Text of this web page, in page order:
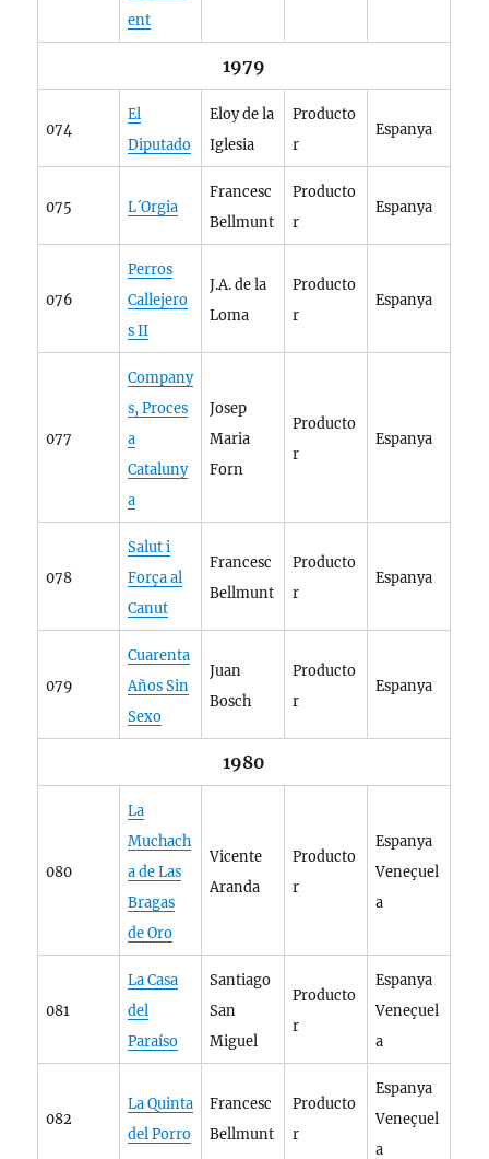
ent
1979
074
El
Diputado
Eloy de la
Iglesia
Producto
r
Espanya
075 L´Orgia
Francesc
Bellmunt
Producto
r
Espanya
076
Perros
Callejero
s II
J.A. de la
Loma
Producto
r
Espanya
077
Company
s, Proces
a
Cataluny
a
Josep
Maria
Forn
Producto
r
Espanya
078
Salut i
Força al
Canut
Francesc
Bellmunt
Producto
r
Espanya
079
Cuarenta
Años Sin
Sexo
Juan
Bosch
Producto
r
Espanya
1980
080
La
Muchach
a de Las
Bragas
de Oro
Vicente
Aranda
Producto
r
Espanya
Veneçuel
a
081
La Casa
del
Paraíso
Santiago
San
Miguel
Producto
r
Espanya
Veneçuel
a
082
La Quinta
del Porro
Francesc
Bellmunt
Producto
r
Espanya
Veneçuel
a